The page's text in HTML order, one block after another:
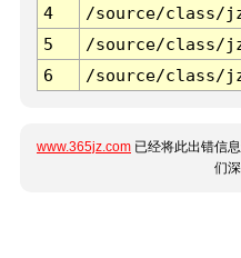
4
/source/class/
5
/source/class/
6
/source/class/
www.365jz.com 已经将此出错信
们